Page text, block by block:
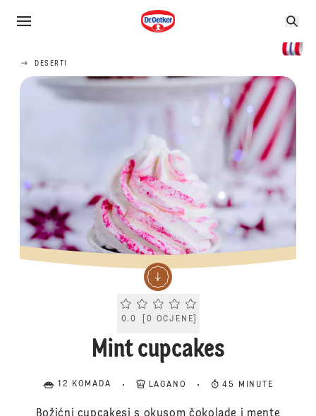
DESERTI
Current rating 0.0. Click to rate.
0.0 0 OCJENE
Mint cupcakes
12 KOMADA LAGANO 45 MINUTE